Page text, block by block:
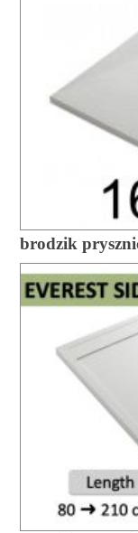
brodzik